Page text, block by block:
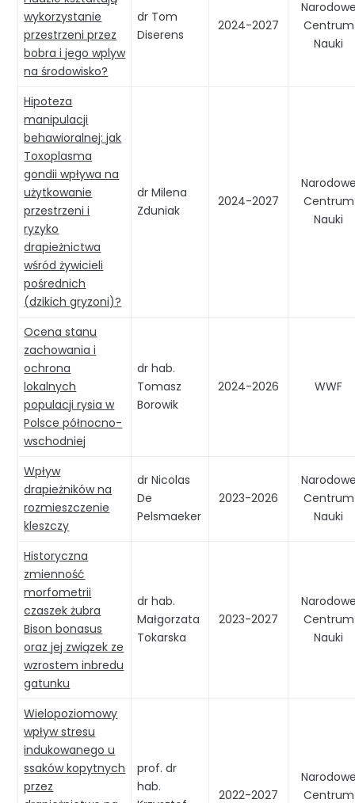
wykorzystanie
przestrzeni przez
bobra i jego wplyw
na środowisko?
dr Tom
Diserens
2024-2027
Centrum
Nauki
Hipoteza
manipulacji
behawioralnej: jak
Toxoplasma
gondii wpływa na
użytkowanie
przestrzeni i
ryzyko
drapieżnictwa
wśród żywicieli
pośrednich
(dzikich gryzoni)?
dr Milena
Zduniak
2024-2027
Centrum
Nauki
Ocena stanu
zachowania i
ochrona
lokalnych
populacji rysia w
Polsce północno-
wschodniej
dr hab.
Tomasz
Borowik
2024-2026 WWF
Wpływ
drapieżników na
rozmieszczenie
kleszczy
dr Nicolas
De
Pelsmaeker
2023-2026
Centrum
Nauki
Historyczna
zmienność
morfometrii
czaszek żubra
Bison bonasus
oraz jej związek ze
wzrostem inbredu
gatunku
dr hab.
Małgorzata
Tokarska
2023-2027
Centrum
Nauki
Wielopoziomowy
wpływ stresu
indukowanego u
ssaków kopytnych
przez
prof. dr
hab.
2022-2027
Centrum